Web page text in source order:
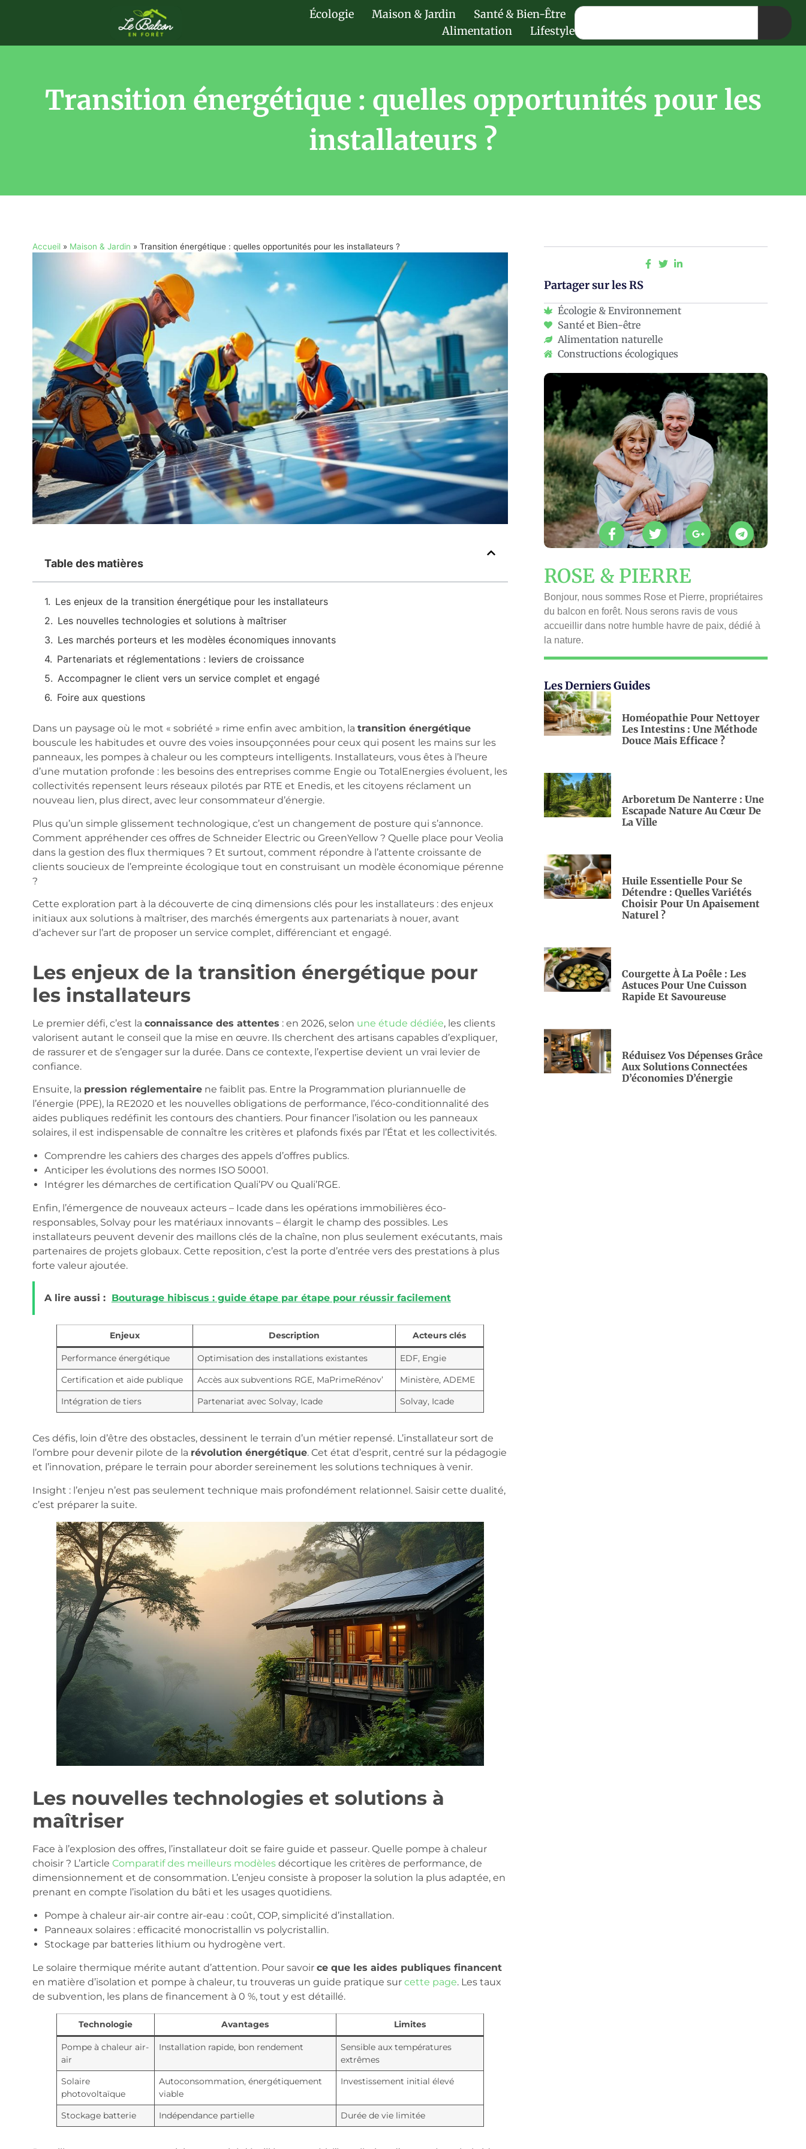
Écologie Maison & Jardin
Santé & Bien-Être
Alimentation
Lifestyle
Transition énergétique : quelles opportunités pour les
installateurs ?
Accueil» Maison & Jardin » Transition énergétique : quelles opportunités pour les installateurs ?
Table des matières
Les enjeux de la transition énergétique pour les installateurs
Les nouvelles technologies et solutions à maîtriser
Les marchés porteurs et les modèles économiques innovants
Partenariats et réglementations : leviers de croissance
Accompagner le client vers un service complet et engagé
Foire aux questions
Dans un paysage où le mot « sobriété » rime enfin avec ambition, la transition énergétique
bouscule les habitudes et ouvre des voies insoupçonnées pour ceux qui posent les mains sur les
panneaux, les pompes à chaleur ou les compteurs intelligents. Installateurs, vous êtes à l’heure
d’une mutation profonde : les besoins des entreprises comme Engie ou TotalEnergies évoluent, les
collectivités repensent leurs réseaux pilotés par RTE et Enedis, et les citoyens réclament un
nouveau lien, plus direct, avec leur consommateur d’énergie.
Plus qu’un simple glissement technologique, c’est un changement de posture qui s’annonce.
Comment appréhender ces offres de Schneider Electric ou GreenYellow ? Quelle place pour Veolia
dans la gestion des flux thermiques ? Et surtout, comment répondre à l’attente croissante de
clients soucieux de l’empreinte écologique tout en construisant un modèle économique pérenne
?
Cette exploration part à la découverte de cinq dimensions clés pour les installateurs : des enjeux
initiaux aux solutions à maîtriser, des marchés émergents aux partenariats à nouer, avant
d’achever sur l’art de proposer un service complet, différenciant et engagé.
Les enjeux de la transition énergétique pour
les installateurs
Le premier défi, c’est la connaissance des attentes : en 2026, selon une étude dédiée, les clients
valorisent autant le conseil que la mise en œuvre. Ils cherchent des artisans capables d’expliquer,
de rassurer et de s’engager sur la durée. Dans ce contexte, l’expertise devient un vrai levier de
confiance.
Ensuite, la pression réglementairene faiblit pas. Entre la Programmation pluriannuelle de
l’énergie (PPE), la RE2020 et les nouvelles obligations de performance, l’éco-conditionnalité des
aides publiques redéfinit les contours des chantiers. Pour financer l’isolation ou les panneaux
solaires, il est indispensable de connaître les critères et plafonds fixés par l’État et les collectivités.
Comprendre les cahiers des charges des appels d’offres publics.
Anticiper les évolutions des normes ISO 50001.
Intégrer les démarches de certification Quali’PV ou Quali’RGE.
Enfin, l’émergence de nouveaux acteurs – Icade dans les opérations immobilières éco-
responsables, Solvay pour les matériaux innovants – élargit le champ des possibles. Les
installateurs peuvent devenir des maillons clés de la chaîne, non plus seulement exécutants, mais
partenaires de projets globaux. Cette reposition, c’est la porte d’entrée vers des prestations à plus
forte valeur ajoutée.
A lire aussi : Bouturage hibiscus : guide étape par étape pour réussir facilement
Enjeux Description Acteurs clés
Performance énergétique Optimisation des installations existantes
EDF, Engie
Certification et aide publique
Accès aux subventions RGE, MaPrimeRénov’
Ministère, ADEME
Intégration de tiers
Partenariat avec Solvay, Icade Solvay, Icade
Ces défis, loin d’être des obstacles, dessinent le terrain d’un métier repensé. L’installateur sort de
l’ombre pour devenir pilote de la révolution énergétique. Cet état d’esprit, centré sur la pédagogie
et l’innovation, prépare le terrain pour aborder sereinement les solutions techniques à venir.
Insight : l’enjeu n’est pas seulement technique mais profondément relationnel. Saisir cette dualité,
c’est préparer la suite.
Les nouvelles technologies et solutions à
maîtriser
Face à l’explosion des offres, l’installateur doit se faire guide et passeur. Quelle pompe à chaleur
choisir ? L’article Comparatif des meilleurs modèlesdécortique les critères de performance, de
dimensionnement et de consommation. L’enjeu consiste à proposer la solution la plus adaptée, en
prenant en compte l’isolation du bâti et les usages quotidiens.
Pompe à chaleur air-air contre air-eau : coût, COP, simplicité d’installation.
Panneaux solaires : efficacité monocristallin vs polycristallin.
Stockage par batteries lithium ou hydrogène vert.
Le solaire thermique mérite autant d’attention. Pour savoir ce que les aides publiques financent
en matière d’isolation et pompe à chaleur, tu trouveras un guide pratique sur cette page. Les taux
de subvention, les plans de financement à 0 %, tout y est détaillé.
Technologie Avantages Limites
Pompe à chaleur air-
air
Installation rapide, bon rendement
Sensible aux températures
extrêmes
Solaire
photovoltaïque
Autoconsommation, énergétiquement
viable
Investissement initial élevé
Stockage batterie Indépendance partielle Durée de vie limitée
Partager sur les RS
Écologie & Environnement
Santé et Bien-être
Alimentation naturelle
Constructions écologiques
ROSE & PIERRE
Bonjour, nous sommes Rose et Pierre, propriétaires
du balcon en forêt. Nous serons ravis de vous
accueillir dans notre humble havre de paix, dédié à
la nature.
Les Derniers Guides
Homéopathie Pour Nettoyer
Les Intestins : Une Méthode
Douce Mais Efficace ?
Arboretum De Nanterre : Une
Escapade Nature Au Cœur De
La Ville
Huile Essentielle Pour Se
Détendre : Quelles Variétés
Choisir Pour Un Apaisement
Naturel ?
Courgette À La Poêle : Les
Astuces Pour Une Cuisson
Rapide Et Savoureuse
Réduisez Vos Dépenses Grâce
Aux Solutions Connectées
D’économies D’énergie